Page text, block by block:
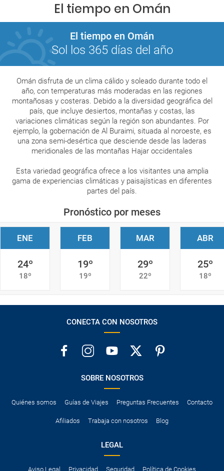
El tiempo en Omán
El tiempo en Omán
Sol los 365 días del año
Omán disfruta de un clima cálido y soleado durante todo el
año, con temperaturas más moderadas en las regiones
montañosas y costeras. Debido a la diversidad geográfica del
país, que incluye desiertos, montañas y costas, las
variaciones climáticas según la región son abundantes. Por
ejemplo, la gobernación de Al Buraimi, situada al noroeste, es
una zona semi-desértica que desciende desde las laderas
meridionales de las montañas Hajar occidentales
Esta variedad geográfica ofrece a los visitantes una amplia
gama de experiencias climáticas y paisajísticas en diferentes
partes del país.
Pronóstico por meses
ENE
24º
18º
FEB
19º
19º
MAR
29º
22º
ABR
25º
18º
CONECTA CON NOSOTROS
SOBRE NOSOTROS
Quiénes somos Guías de Viajes Preguntas Frecuentes Contacto
Afiliados Trabaja con nosotros Blog
LEGAL
Aviso Legal Privacidad Seguridad Política de Cookies